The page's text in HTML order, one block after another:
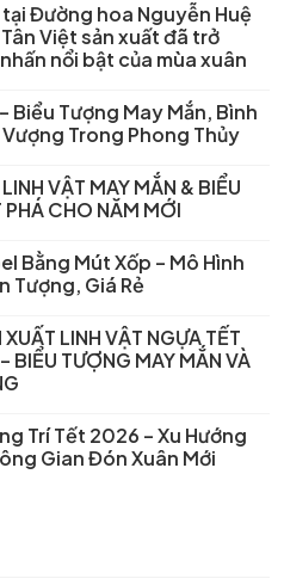
Đường hoa Nguyễn Huệ
Việt sản xuất đã trở
nổi bật của mùa xuân
Biểu Tượng May Mắn, Bình
Vượng Trong Phong Thủy
VẬT MAY MẮN & BIỂU
PHÁ CHO NĂM MỚI
Bằng Mút Xốp – Mô Hình
Tượng, Giá Rẻ
LINH VẬT NGỰA TẾT
BIỂU TƯỢNG MAY MẮN VÀ
Trí Tết 2026 – Xu Hướng
Gian Đón Xuân Mới